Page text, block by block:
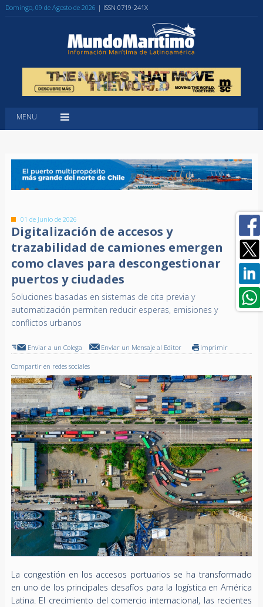
Domingo, 09 de Agosto de 2026 | ISSN 0719-241X
MENU
01 de Junio de 2026
Digitalización de accesos y
trazabilidad de camiones emergen
como claves para descongestionar
puertos y ciudades
Soluciones basadas en sistemas de cita previa y
automatización permiten reducir esperas, emisiones y
conflictos urbanos
Enviar a un Colega Enviar un Mensaje al Editor Imprimir
Compartir en redes sociales
La congestión en los accesos portuarios se ha transformado
en uno de los principales desafíos para la logística en América
Latina. El crecimiento del comercio internacional, las recientes